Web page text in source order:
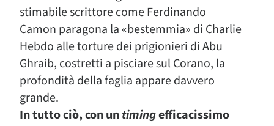
stimabile scrittore come Ferdinando
Camon paragona la «bestemmia» di Charlie
Hebdo alle torture dei prigionieri di Abu
Ghraib, costretti a pisciare sul Corano, la
profondità della faglia appare davvero
grande.
In tutto ciò, con untimingefficacissimo